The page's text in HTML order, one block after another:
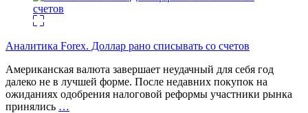
Аналитика Forex. Доллар рано списывать со счетов
Американская валюта завершает неудачный для себя год
далеко не в лучшей форме. После недавних покупок на
ожиданиях одобрения налоговой реформы участники рынка
принялись …